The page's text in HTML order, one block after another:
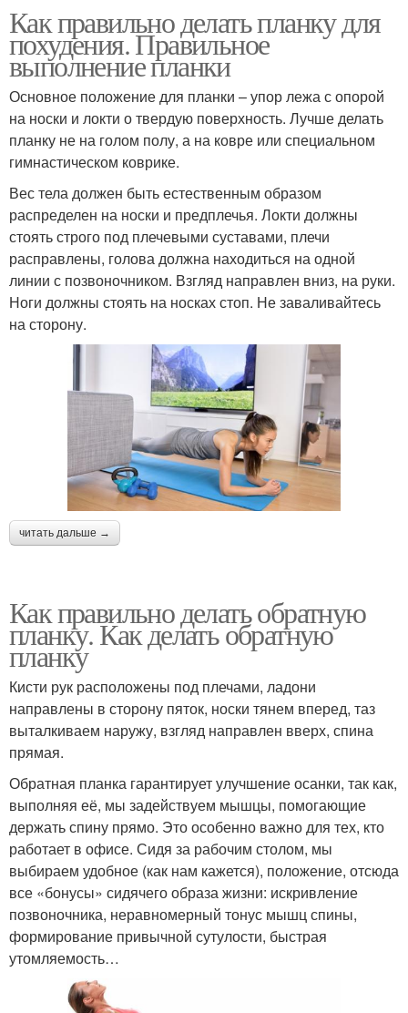
Как правильно делать планку для
похудения. Правильное
выполнение планки
Основное положение для планки – упор лежа с опорой
на носки и локти о твердую поверхность. Лучше делать
планку не на голом полу, а на ковре или специальном
гимнастическом коврике.
Вес тела должен быть естественным образом
распределен на носки и предплечья. Локти должны
стоять строго под плечевыми суставами, плечи
расправлены, голова должна находиться на одной
линии с позвоночником. Взгляд направлен вниз, на руки.
Ноги должны стоять на носках стоп. Не заваливайтесь
на сторону.
читать дальше →
Как правильно делать обратную
планку. Как делать обратную
планку
Кисти рук расположены под плечами, ладони
направлены в сторону пяток, носки тянем вперед, таз
выталкиваем наружу, взгляд направлен вверх, спина
прямая.
Обратная планка гарантирует улучшение осанки, так как,
выполняя её, мы задействуем мышцы, помогающие
держать спину прямо. Это особенно важно для тех, кто
работает в офисе. Сидя за рабочим столом, мы
выбираем удобное (как нам кажется), положение, отсюда
все «бонусы» сидячего образа жизни: искривление
позвоночника, неравномерный тонус мышц спины,
формирование привычной сутулости, быстрая
утомляемость…